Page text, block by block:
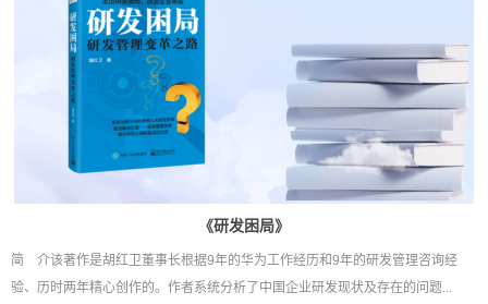
《研发困局》
简 介该著作是胡红卫董事长根据9年的华为工作经历和9年的研发管理咨询经
验、历时两年精心创作的。作者系统分析了中国企业研发现状及存在的问题...